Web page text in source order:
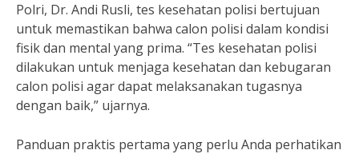
Polri, Dr. Andi Rusli, tes kesehatan polisi bertujuan
untuk memastikan bahwa calon polisi dalam kondisi
fisik dan mental yang prima. “Tes kesehatan polisi
dilakukan untuk menjaga kesehatan dan kebugaran
calon polisi agar dapat melaksanakan tugasnya
dengan baik,” ujarnya.
Panduan praktis pertama yang perlu Anda perhatikan